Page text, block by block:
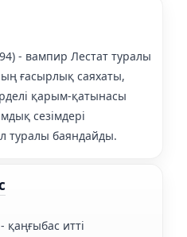
- вампир Лестат туралы
ғасырлық саяхаты,
қарым-қатынасы
сезімдері
туралы баяндайды.
қаңғыбас итті